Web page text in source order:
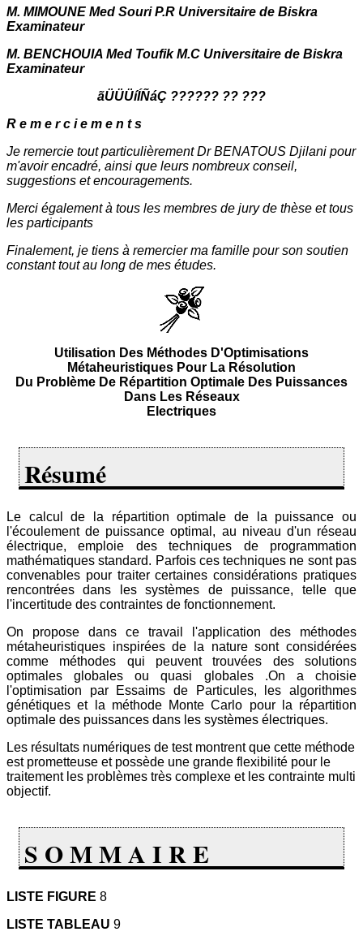
M. MIMOUNE Med Souri P.R Universitaire de Biskra
Examinateur
M. BENCHOUIA Med Toufik M.C Universitaire de Biskra
Examinateur
ãÜÜÜíÍÑáÇ ?????? ?? ???
R e m e r c i e m e n t s
Je remercie tout particulièrement Dr BENATOUS Djilani pour
m'avoir encadré, ainsi que leurs nombreux conseil,
suggestions et encouragements.
Merci également à tous les membres de jury de thèse et tous
les participants
Finalement, je tiens à remercier ma famille pour son soutien
constant tout au long de mes études.
Utilisation Des Méthodes D'Optimisations
Métaheuristiques Pour La Résolution
Du Problème De Répartition Optimale Des Puissances
Dans Les Réseaux
Electriques
Résumé
Le calcul de la répartition optimale de la puissance ou
l'écoulement de puissance optimal, au niveau d'un réseau
électrique, emploie des techniques de programmation
mathématiques standard. Parfois ces techniques ne sont pas
convenables pour traiter certaines considérations pratiques
rencontrées dans les systèmes de puissance, telle que
l'incertitude des contraintes de fonctionnement.
On propose dans ce travail l'application des méthodes
métaheuristiques inspirées de la nature sont considérées
comme méthodes qui peuvent trouvées des solutions
optimales globales ou quasi globales .On a choisie
l'optimisation par Essaims de Particules, les algorithmes
génétiques et la méthode Monte Carlo pour la répartition
optimale des puissances dans les systèmes électriques.
Les résultats numériques de test montrent que cette méthode
est prometteuse et possède une grande flexibilité pour le
traitement les problèmes très complexe et les contrainte multi
objectif.
S O M M A I R E
LISTE FIGURE 8
LISTE TABLEAU 9